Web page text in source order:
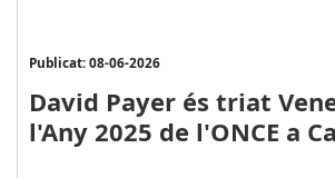
Publicat: 08-06-2026
David Payer és triat
l'Any 2025 de l'ONCE a